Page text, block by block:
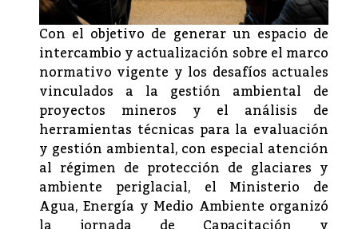
Con el objetivo de generar un espacio de
intercambio y actualización sobre el marco
normativo vigente y los desafíos actuales
vinculados a la gestión ambiental de
proyectos mineros y el análisis de
herramientas técnicas para la evaluación
y gestión ambiental, con especial atención
al régimen de protección de glaciares y
ambiente periglacial, el Ministerio de
Agua, Energía y Medio Ambiente organizó